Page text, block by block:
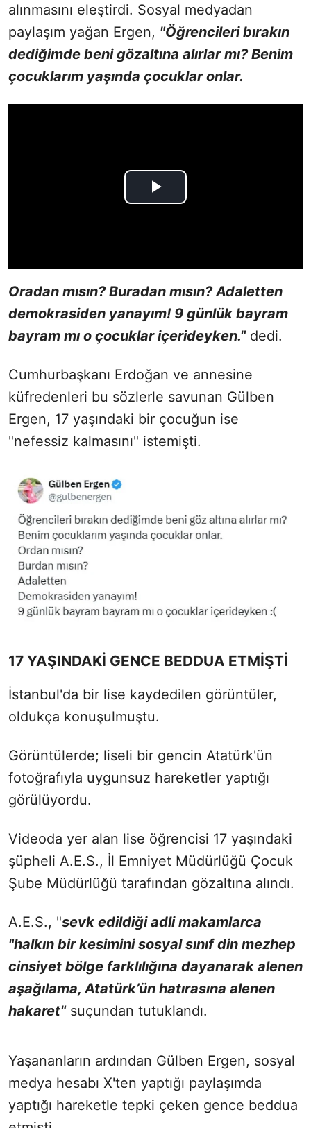
alınmasını eleştirdi. Sosyal medyadan
paylaşım yağan Ergen, "Öğrencileri bırakın
dediğimde beni gözaltına alırlar mı? Benim
çocuklarım yaşında çocuklar onlar.
Oradan mısın? Buradan mısın? Adaletten
demokrasiden yanayım! 9 günlük bayram
bayram mı o çocuklar içerideyken."dedi.
Cumhurbaşkanı Erdoğan ve annesine
küfredenleri bu sözlerle savunan Gülben
Ergen, 17 yaşındaki bir çocuğun ise
"nefessiz kalmasını" istemişti.
17 YAŞINDAKİ GENCE BEDDUA ETMİŞTİ
İstanbul'da bir lise kaydedilen görüntüler,
oldukça konuşulmuştu.
Görüntülerde; liseli bir gencin Atatürk'ün
fotoğrafıyla uygunsuz hareketler yaptığı
görülüyordu.
Videoda yer alan lise öğrencisi 17 yaşındaki
şüpheli A.E.S., İl Emniyet Müdürlüğü Çocuk
Şube Müdürlüğü tarafından gözaltına alındı.
A.E.S., "sevk edildiği adli makamlarca
"halkın bir kesimini sosyal sınıf din mezhep
cinsiyet bölge farklılığına dayanarak alenen
aşağılama, Atatürk’ün hatırasına alenen
hakaret"suçundan tutuklandı.
Yaşananların ardından Gülben Ergen, sosyal
medya hesabı X'ten yaptığı paylaşımda
yaptığı hareketle tepki çeken gence beddua